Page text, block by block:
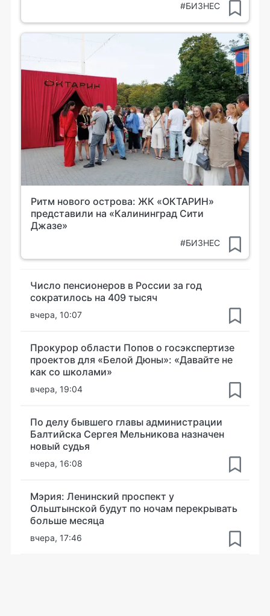
#БИЗНЕС
Ритм нового острова: ЖК «ОКТАРИН»
представили на «Калининград Сити
Джазе»
#БИЗНЕС
Число пенсионеров в России за год
сократилось на 409 тысяч
вчера, 10:07
Прокурор области Попов о госэкспертизе
проектов для «Белой Дюны»: «Давайте не
как со школами»
вчера, 19:04
По делу бывшего главы администрации
Балтийска Сергея Мельникова назначен
новый судья
вчера, 16:08
Мэрия: Ленинский проспект у
Ольштынской будут по ночам перекрывать
больше месяца
вчера, 17:46